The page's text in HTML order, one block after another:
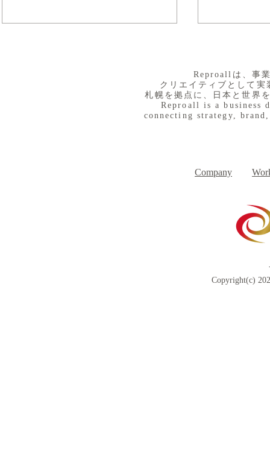
​Reproallは、事
クリエイティブとして
札幌を拠点に、日本と世界
Reproall is a business
connecting strategy,
Company
Copyright(c)